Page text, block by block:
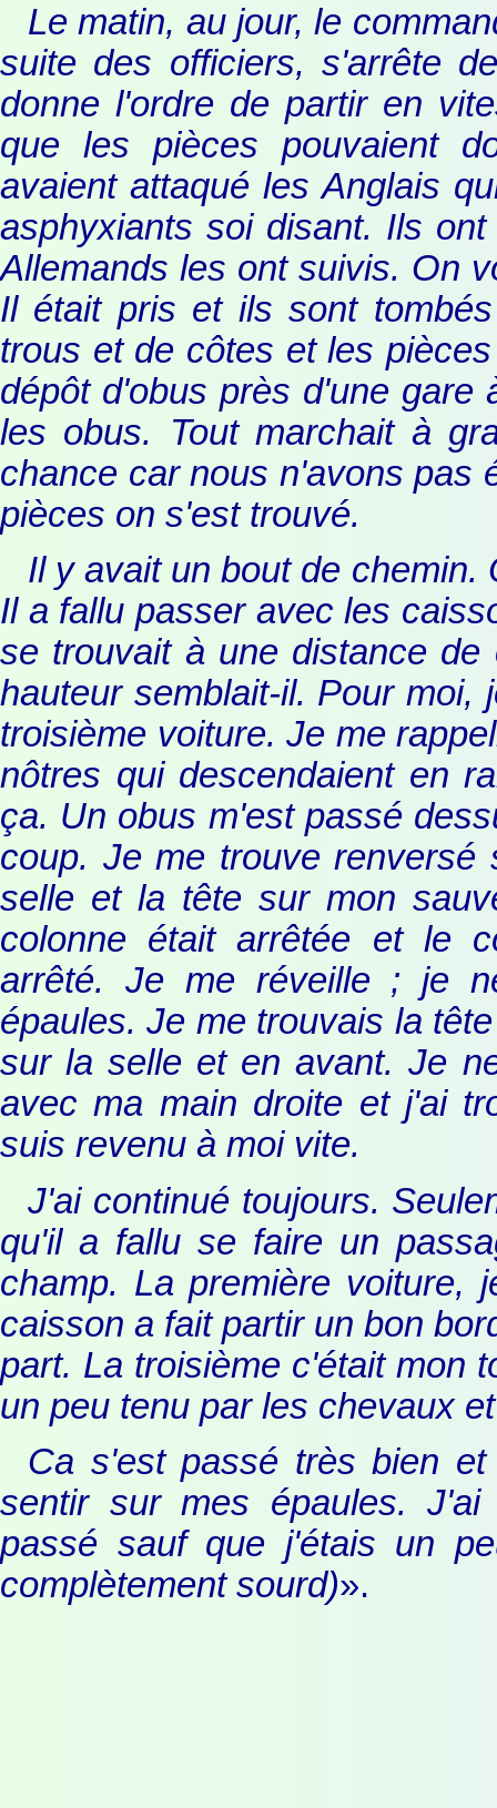
Le matin, au jour, le
suite des officiers, s'arrête
donne l'ordre de partir en
que les pièces pouvaient
avaient attaqué les Anglais
asphyxiants soi disant. Ils
Allemands les ont suivis. On
Il était pris et ils sont
trous et de côtes et les
dépôt d'obus près d'une gare
les obus. Tout marchait à
chance car nous n'avons pas
pièces on s'est trouvé.
Il y avait un bout de chemin.
Il a fallu passer avec les
se trouvait à une distance
hauteur semblait-il. Pour
troisième voiture. Je me
nôtres qui descendaient en
ça. Un obus m'est passé
coup. Je me trouve
selle et la tête sur mon
colonne était arrêtée et le
arrêté. Je me réveille ; je
épaules. Je me trouvais la
sur la selle et en avant. Je
avec ma main droite et j'ai
suis revenu à moi vite.
J'ai continué toujours.
qu'il a fallu se faire un
champ. La première voiture,
caisson a fait partir un bon
part. La troisième c'était mon
un peu tenu par les chevaux
Ca s'est passé très bien
sentir sur mes épaules.
passé sauf que j'étais un
complètement sourd)».